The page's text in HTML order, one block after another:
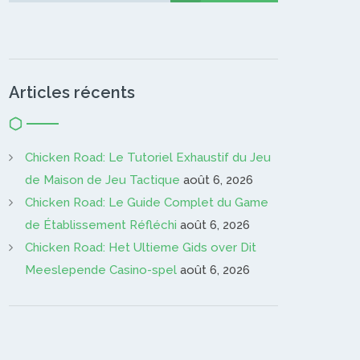
Articles récents
Chicken Road: Le Tutoriel Exhaustif du Jeu
de Maison de Jeu Tactique août 6, 2026
Chicken Road: Le Guide Complet du Game
de Établissement Réfléchi août 6, 2026
Chicken Road: Het Ultieme Gids over Dit
Meeslepende Casino-spel août 6, 2026